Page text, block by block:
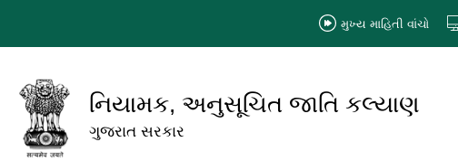
મુખ્ય માહિતી વાંચો
નિયામક, અનુસૂચિત જાતિ કલ્યાણ
ગુજરાત સરકાર